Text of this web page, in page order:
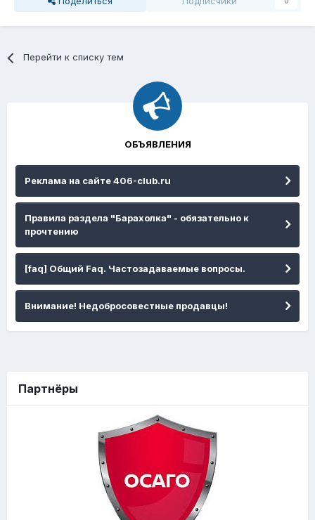
Перейти к списку тем
ОБЪЯВЛЕНИЯ
Реклама на сайте 406-club.ru
Правила раздела "Барахолка" - обязательно к
прочтению
[faq] Общий Faq. Частозадаваемые вопросы.
Внимание! Недобросовестные продавцы!
Партнёры